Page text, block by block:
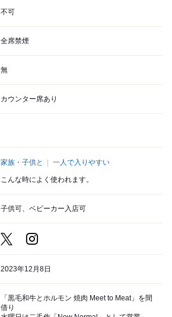
不可
全席禁煙
無
カウンター席あり
家族・子供と 一人で入りやすい
こんな時によく使われます。
子供可、ベビーカー入店可
2023年12月8日
「黒毛和牛とホルモン 焼肉 Meet to Meat」を間
借り